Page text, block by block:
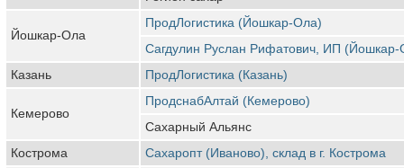
Йошкар-Ола
ПродЛогистика (Йошкар-Ола)
Сагдулин Руслан Рифатович, ИП
Казань
ПродЛогистика (Казань)
Кемерово
ПродснабАлтай (Кемерово)
Сахарный Альянс
Кострома
Сахаропт (Иваново), склад в г. Кострома